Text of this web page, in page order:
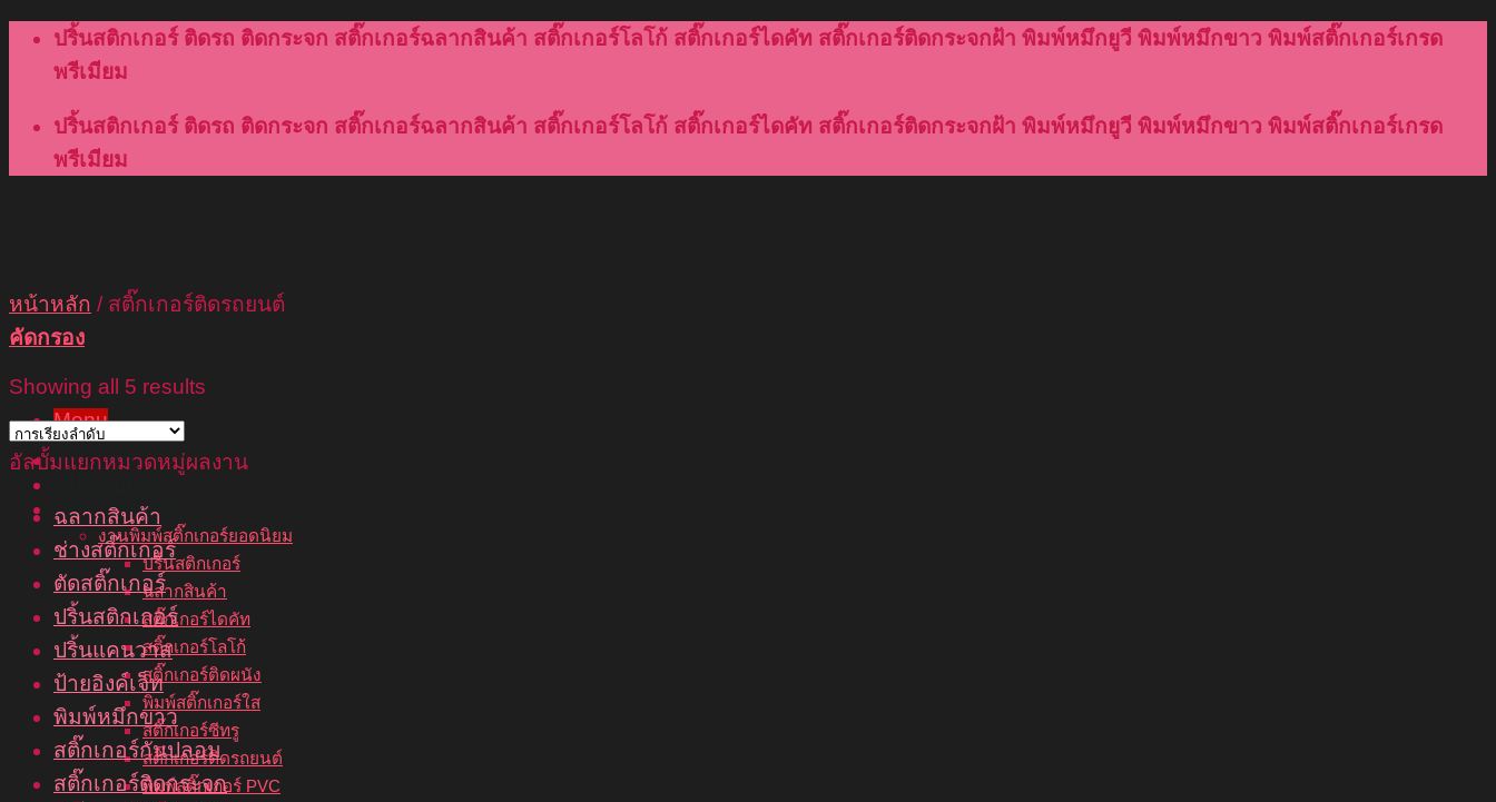
Skip
content
ปริ้นสติกเกอร์ ติดรถ ติดกระจก สติ๊กเกอร์ฉลากสินค้า สติ๊กเกอร์โลโก้ สติ๊กเกอร์ไดคัท สติ๊กเกอร์ติดกระจกฝ้า พิมพ์หมึกยูวี พิมพ์หมึกขาว พิมพ์สติ๊กเกอร์เกรด
พรีเมียม
ปริ้นสติกเกอร์ ติดรถ ติดกระจก สติ๊กเกอร์ฉลากสินค้า สติ๊กเกอร์โลโก้ สติ๊กเกอร์ไดคัท สติ๊กเกอร์ติดกระจกฝ้า พิมพ์หมึกยูวี พิมพ์หมึกขาว พิมพ์สติ๊กเกอร์เกรด
พรีเมียม
Menu
หน้าแรก
บริการของเรา
งานพิมพ์สติ๊กเกอร์ยอดนิยม
ปริ้นสติกเกอร์
ฉลากสินค้า
สติ๊กเกอร์ไดคัท
สติ๊กเกอร์โลโก้
สติ๊กเกอร์ติดผนัง
พิมพ์สติ๊กเกอร์ใส
สติ๊กเกอร์ซีทรู
สติ๊กเกอร์ติดรถยนต์
พิมพ์สติ๊กเกอร์ PVC
หน้าหลัก /สติ๊กเกอร์ติดรถยนต์
คัดกรอง
Showing all 5 results
อัลบั้มแยกหมวดหมู่ผลงาน
ฉลากสินค้า
ช่างสติ๊กเกอร์
ตัดสติ๊กเกอร์
ปริ้นสติกเกอร์
ปริ้นแคนวาส
ป้ายอิงค์เจ็ท
พิมพ์หมึกขาว
สติ๊กเกอร์กันปลอม
สติ๊กเกอร์ติดกระจก